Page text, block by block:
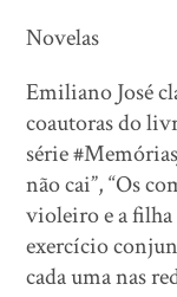
Novelas
Emiliano José
coautoras do
série
não cai”, “Os
violeiro e a filha
exercício
cada uma nas